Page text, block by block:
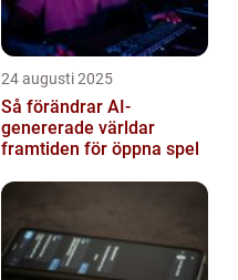
24 augusti 2025
Så förändrar AI-
genererade världar
framtiden för öppna spel